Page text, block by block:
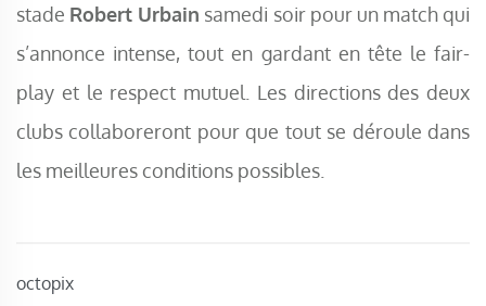
octopix
stade Robert Urbain samedi soir pour un match qui
s’annonce intense, tout en gardant en tête le fair-
play et le respect mutuel. Les directions des deux
clubs collaboreront pour que tout se déroule dans
les meilleures conditions possibles.